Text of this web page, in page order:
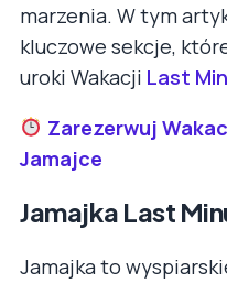
marzenia. W tym
kluczowe sekcje,
uroki Wakacji Last
Zarezerwuj
Jamajce
Jamajka Last
Jamajka to